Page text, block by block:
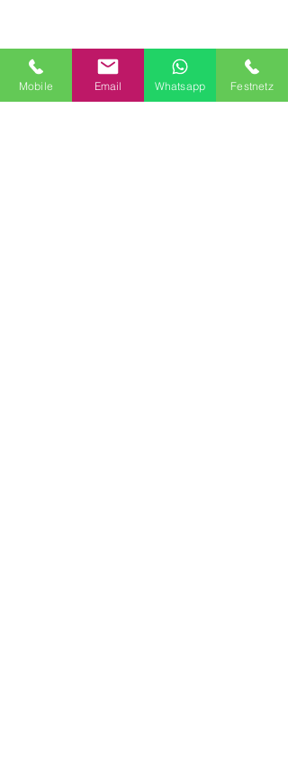
Mobile Email Whatsapp Festnetz